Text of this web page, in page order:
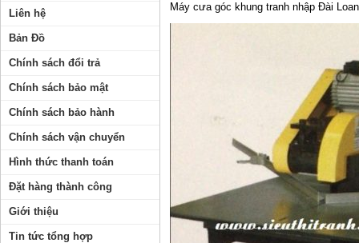
Máy cưa góc khung tranh nhập Đài Loan
Liên hệ
Bản Đồ
Chính sách đổi trả
Chính sách bảo mật
Chính sách bảo hành
Chính sách vận chuyển
Hình thức thanh toán
Đặt hàng thành công
Giới thiệu
Tin tức tổng hợp